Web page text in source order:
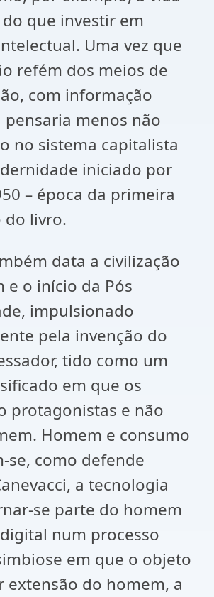
que investir em
Uma vez que
refém dos meios de
com informação
menos não
no sistema capitalista
iniciado por
– época da primeira
do livro.
data a civilização
e o início da Pós
impulsionado
pela invenção do
tido como um
em que os
protagonistas e não
Homem e consumo
se, como defende
a tecnologia
se parte do homem
num processo
em que o objeto
extensão do homem, a